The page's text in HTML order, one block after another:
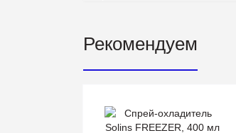
Рекомендуем